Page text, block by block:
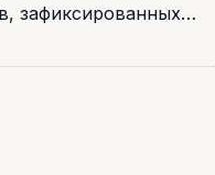
зафиксированных…